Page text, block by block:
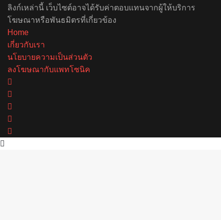
ลิงก์เหล่านี้ เว็บไซต์อาจได้รับค่าตอบแทนจากผู้ให้บริการ
โฆษณาหรือพันธมิตรที่เกี่ยวข้อง
Home
เกี่ยวกับเรา
นโยบายความเป็นส่วนตัว
ลงโฆษณากับแพทโซนิค